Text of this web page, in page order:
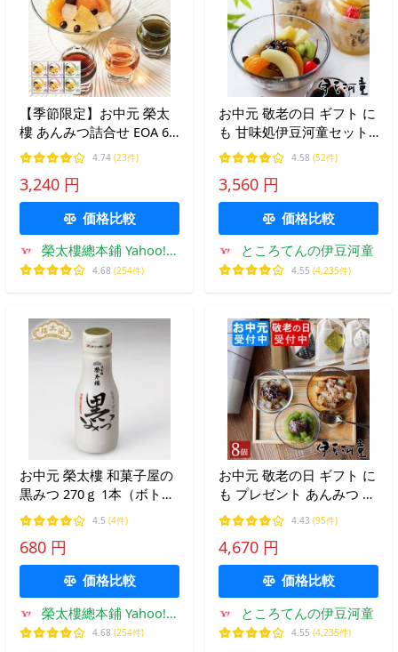
【季節限定】お中元 榮太
樓 あんみつ詰合せ EOA 6
個入【送料無料】
4.74 (23件)
3,240 円
価格比較
榮太樓總本鋪 Yahoo!シ
ョッピング店
4.68 (254件)
お中元 敬老の日 ギフト に
も 甘味処伊豆河童セット
あんみつセット プレゼン
ト 冷蔵便
4.58 (52件)
3,560 円
価格比較
ところてんの伊豆河童
4.55 (4,235件)
お中元 榮太樓 和菓子屋の
黒みつ 270ｇ 1本（ボトル
入）※開封後要冷蔵
4.5 (4件)
680 円
価格比較
榮太樓總本鋪 Yahoo!シ
ョッピング店
4.68 (254件)
お中元 敬老の日 ギフト に
も プレゼント あんみつ 8
個 セット 和菓子 送料無料
箱入り 贈り物 プレゼント
和スイーツ 食べ物 手土産
にも
4.43 (95件)
4,670 円
価格比較
ところてんの伊豆河童
4.55 (4,235件)